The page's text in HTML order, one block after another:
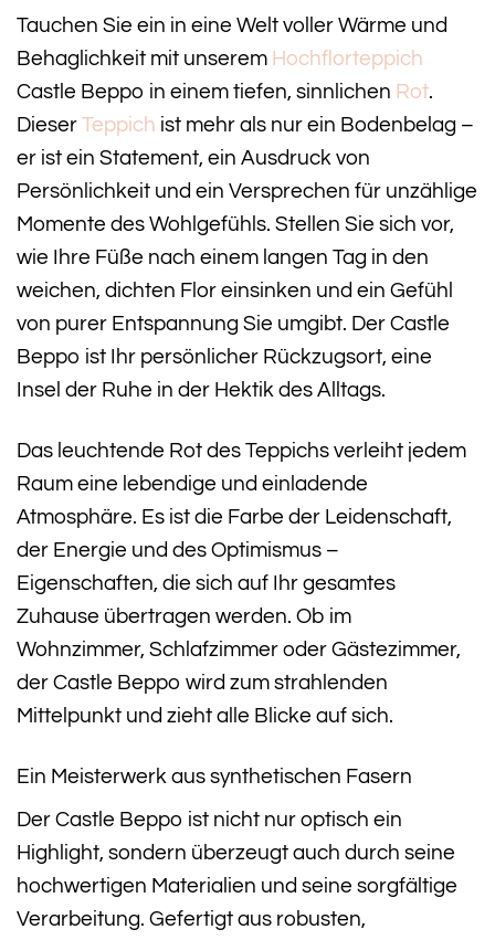
Tauchen Sie ein in eine Welt voller Wärme und
Behaglichkeit mit unserem Hochflorteppich
Castle Beppo in einem tiefen, sinnlichen Rot.
Dieser Teppich ist mehr als nur ein Bodenbelag –
er ist ein Statement, ein Ausdruck von
Persönlichkeit und ein Versprechen für unzählige
Momente des Wohlgefühls. Stellen Sie sich vor,
wie Ihre Füße nach einem langen Tag in den
weichen, dichten Flor einsinken und ein Gefühl
von purer Entspannung Sie umgibt. Der Castle
Beppo ist Ihr persönlicher Rückzugsort, eine
Insel der Ruhe in der Hektik des Alltags.
Das leuchtende Rot des Teppichs verleiht jedem
Raum eine lebendige und einladende
Atmosphäre. Es ist die Farbe der Leidenschaft,
der Energie und des Optimismus –
Eigenschaften, die sich auf Ihr gesamtes
Zuhause übertragen werden. Ob im
Wohnzimmer, Schlafzimmer oder Gästezimmer,
der Castle Beppo wird zum strahlenden
Mittelpunkt und zieht alle Blicke auf sich.
Ein Meisterwerk aus synthetischen Fasern
Der Castle Beppo ist nicht nur optisch ein
Highlight, sondern überzeugt auch durch seine
hochwertigen Materialien und seine sorgfältige
Verarbeitung. Gefertigt aus robusten,